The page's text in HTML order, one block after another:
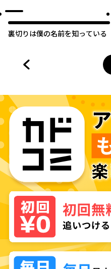
裏切りは僕の名前を知っている